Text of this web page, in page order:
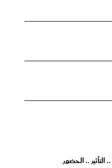
التأثير .. الحضور